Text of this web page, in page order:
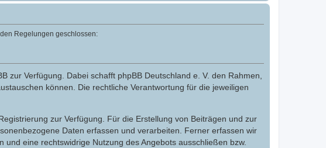
Regelungen geschlossen:
zur Verfügung. Dabei schafft phpBB Deutschland e. V. den Rahmen,
können. Die rechtliche Verantwortung für die jeweiligen
zur Verfügung. Für die Erstellung von Beiträgen und zur
Daten erfassen und verarbeiten. Ferner erfassen wir
eine rechtswidrige Nutzung des Angebots ausschließen bzw.